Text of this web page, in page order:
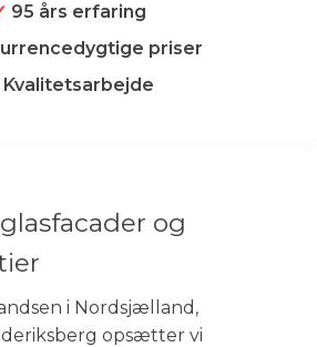
95 års erfaring
priser
Kvalitetsarbejde
og
i Nordsjælland,
opsætter vi